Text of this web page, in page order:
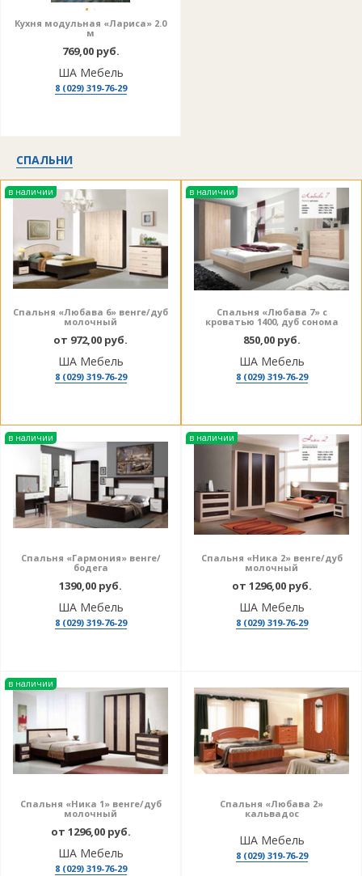
товар не был в употреблении и не имеет
следов использования потребителем:
товар полностью укомплектован и сохранена
фабричная упаковка;
потребительские свойства.
Кухня модульная «Лариса» 2.0
м
769,00 руб.
ША Мебель
8 (029) 319-76-29
СПАЛЬНИ
в наличии
Спальня «Любава 6» венге/дуб
молочный
от 972,00 руб.
ША Мебель
8 (029) 319-76-29
в наличии
Спальня «Любава 7» с
кроватью 1400, дуб сонома
850,00 руб.
ША Мебель
8 (029) 319-76-29
в наличии
Спальня «Гармония» венге/
бодега
1390,00 руб.
ША Мебель
8 (029) 319-76-29
в наличии
Спальня «Ника 2» венге/дуб
молочный
от 1296,00 руб.
ША Мебель
8 (029) 319-76-29
в наличии
Спальня «Ника 1» венге/дуб
молочный
от 1296,00 руб.
ША Мебель
8 (029) 319-76-29
Спальня «Любава 2»
кальвадос
ША Мебель
8 (029) 319-76-29